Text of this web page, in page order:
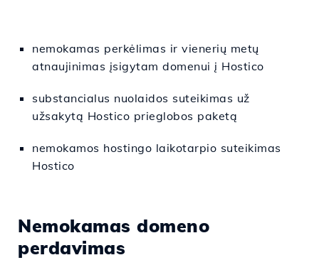
nemokamas perkėlimas ir vienerių metų
atnaujinimas įsigytam domenui į Hostico
substancialus nuolaidos suteikimas už
užsakytą Hostico prieglobos paketą
nemokamos hostingo laikotarpio suteikimas
Hostico
Nemokamas domeno
perdavimas